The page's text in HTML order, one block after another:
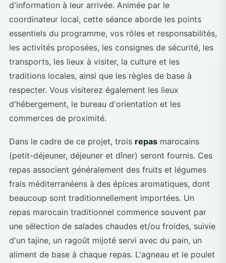
d'information à leur arrivée. Animée par le
coordinateur local, cette séance aborde les points
essentiels du programme, vos rôles et responsabilités,
les activités proposées, les consignes de sécurité, les
transports, les lieux à visiter, la culture et les
traditions locales, ainsi que les règles de base à
respecter. Vous visiterez également les lieux
d'hébergement, le bureau d'orientation et les
commerces de proximité.
Dans le cadre de ce projet, trois repas marocains
(petit-déjeuner, déjeuner et dîner) seront fournis. Ces
repas associent généralement des fruits et légumes
frais méditerranéens à des épices aromatiques, dont
beaucoup sont traditionnellement importées. Un
repas marocain traditionnel commence souvent par
une sélection de salades chaudes et/ou froides, suivie
d'un tajine, un ragoût mijoté servi avec du pain, un
aliment de base à chaque repas. L'agneau et le poulet